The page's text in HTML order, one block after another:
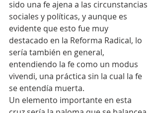
sido una fe ajena a las circunstancias
sociales y políticas, y aunque es
evidente que esto fue muy
destacado en la Reforma Radical, lo
sería también en general,
entendiendo la fe como un modus
vivendi, una práctica sin la cual la fe
se entendía muerta.
Un elemento importante en esta